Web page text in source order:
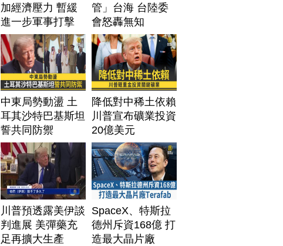
加經濟壓力 暫緩
進一步軍事打擊
管」台海 台陸委
會怒轟無知
中東局勢動盪 土
耳其沙特巴基斯坦
誓共同防禦
降低對中稀土依賴
川普宣布礦業投資
20億美元
川普預透露美伊談
判進展 美彈藥充
足再擴大生產
SpaceX、特斯拉
德州斥資168億 打
造最大晶片廠